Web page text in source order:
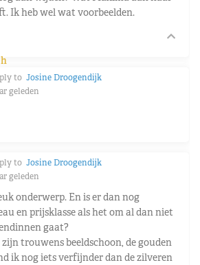
Ik heb wel wat voorbeelden.
to Josine Droogendijk
geleden
to Josine Droogendijk
geleden
onderwerp. En is er dan nog
en prijsklasse als het om al dan niet
gaat?
trouwens beeldschoon, de gouden
ik nog iets verfijnder dan de zilveren